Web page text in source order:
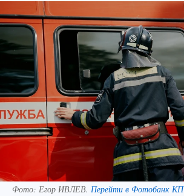
Фото: Егор ИВЛЕВ. Перейти в Фотобанк КП